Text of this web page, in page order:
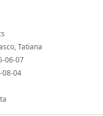
Tatiana
06-07
08-04